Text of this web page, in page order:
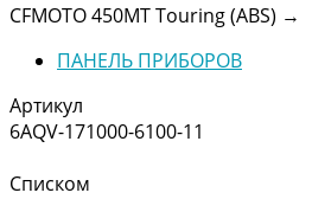
CFMOTO 450MT Touring (ABS) →
ПАНЕЛЬ ПРИБОРОВ
Артикул
6AQV-171000-6100-11
Списком